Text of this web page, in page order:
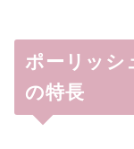
ポーリッシ
の特長